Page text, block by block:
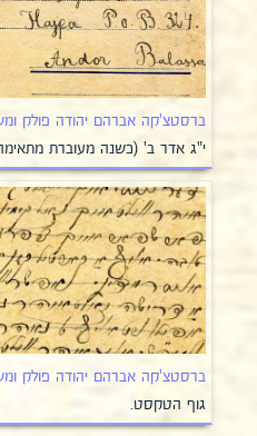
ברסטצ'קה אברהם יהודה פולק
י"ג אדר ב' (כשנה מעוברת
ברסטצ'קה אברהם יהודה פולק
גוף הטקסט.